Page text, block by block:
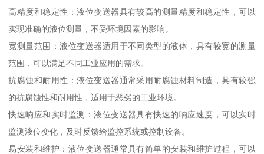
高精度和稳定性：液位变送器具有较高的测量精度和稳定性，可以
实现准确的液位测量，不受环境因素的影响。
宽测量范围：液位变送器适用于不同类型的液体，具有较宽的测量
范围，可以满足不同工业应用的需求。
抗腐蚀和耐用性：液位变送器通常采用耐腐蚀材料制造，具有较强
的抗腐蚀性和耐用性，适用于恶劣的工业环境。
快速响应和实时监测：液位变送器具有快速的响应速度，可以实时
监测液位变化，及时反馈给监控系统或控制设备。
易安装和维护：液位变送器通常具有简单的安装和维护过程，可以